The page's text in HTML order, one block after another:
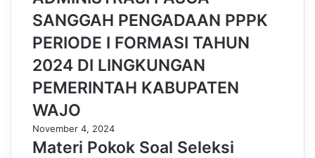
SANGGAH PENGADAAN PPPK
PERIODE I FORMASI TAHUN
2024 DI LINGKUNGAN
PEMERINTAH KABUPATEN
WAJO
November 4, 2024
Materi Pokok Soal Seleksi